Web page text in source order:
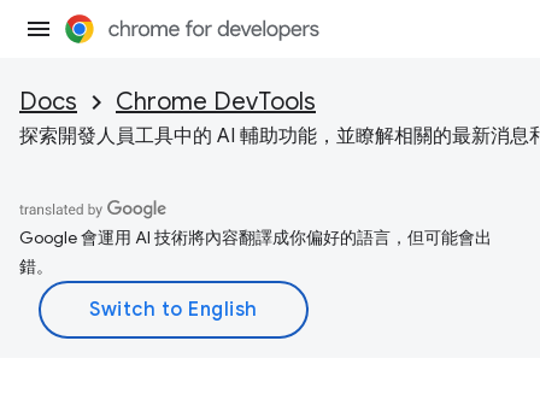
Docs Chrome DevTools
探索開發人員工具中的 AI 輔助功能，並瞭解相關的最新消息
Google 會運用 AI 技術將內容翻譯成你偏好的語言，但可能會出
錯。